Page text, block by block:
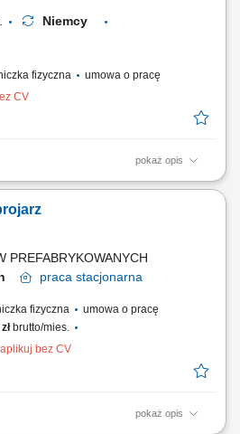
Niemcy
fizyczna
umowa o pracę
CV
pokaż opis
prac w zakresie montażu zbrojenia;
PREFABRYKOWANYCH
praca stacjonarna
fizyczna
umowa o pracę
brutto/mies.
aplikuj bez CV
pokaż opis